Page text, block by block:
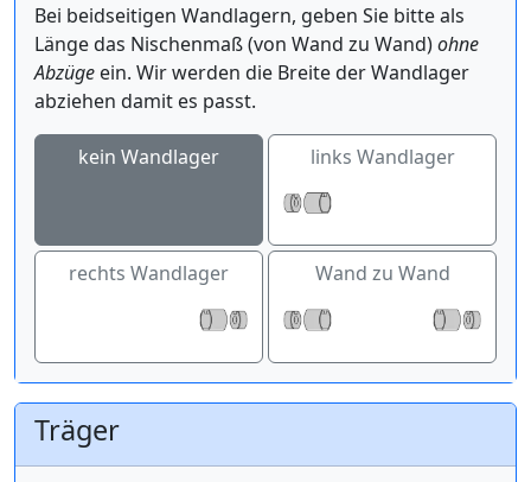
Bei beidseitigen Wandlagern, geben Sie bitte als
Länge das Nischenmaß (von Wand zu Wand)ohne
Abzüge ein. Wir werden die Breite der Wandlager
abziehen damit es passt.
kein Wandlager links Wandlager
rechts Wandlager Wand zu Wand
Träger